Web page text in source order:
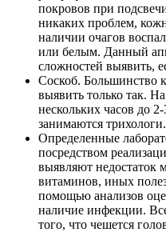
покровов при
никаких проблем,
наличии очагов
или белым. Данный
сложностей выявить,
Соскоб. Большинство
выявить только так.
нескольких часов до
занимаются трихологи.
Определенные
посредством
выявляют недостаток
витаминов, иных
помощью анализов
наличие инфекции.
того, что чешется